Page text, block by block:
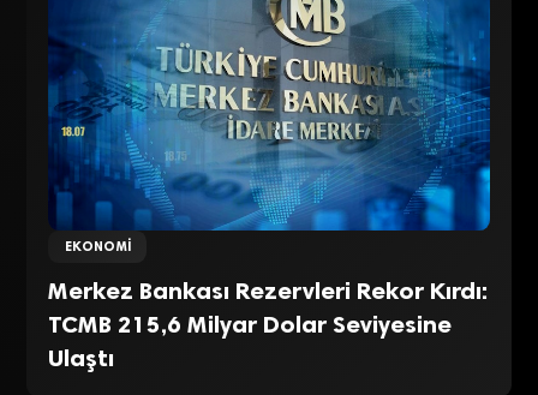
EKONOMI
Merkez Bankası Rezervleri Rekor Kırdı:
TCMB 215,6 Milyar Dolar Seviyesine
Ulaştı